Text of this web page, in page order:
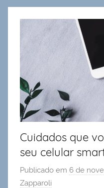
Cuidados que
seu celular
Publicado em 6 de
Zapparoli